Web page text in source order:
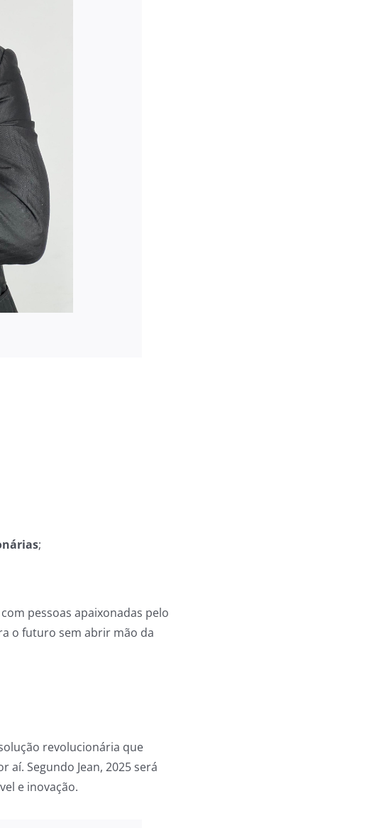
;
pessoas apaixonadas pelo
o futuro sem abrir mão da
revolucionária que
Segundo Jean, 2025 será
e inovação.